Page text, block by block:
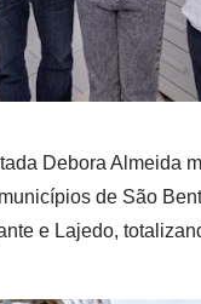
Debora Almeida
de São
e Lajedo,